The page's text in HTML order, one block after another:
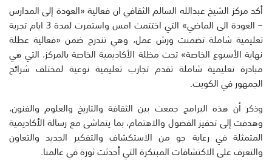
أكد مركز الشيخ عبدالله السالم الثقافي ان فعالية «العودة إلى المدارس
– العودة الى الماضي» التي اختتمت امس واستمرت لمدة 3 ايام تجربة
تعليمية شاملة تضمنت ورش عمل، وهي تندرج ضمن «فعالية عطلة
نهاية الأسبوع الخاصة» تحت مظلة الأكاديمية الخاصة بالمركز، التي هي
مبادرة تعليمية شاملة تقدم تجارب تعليمية نوعية لمختلف شرائح
الجمهور في الكويت.
وذكر أن هذه البرامج جمعت بين الثقافة والتاريخ والعلوم والفنون،
وهدفت إلى تحفيز الفضول والاهتمام، بما يتماشى مع رسالة الأكاديمية
المتمثلة في رعاية جو من الاستكشاف والتفكير الجديد والتعاون
والتعرف على الاكتشافات المبتكرة التي أحدثت ثورة في عالمنا.